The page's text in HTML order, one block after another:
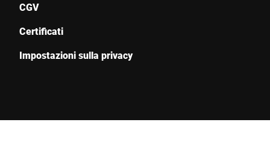
CGV
Certificati
Impostazioni sulla privacy